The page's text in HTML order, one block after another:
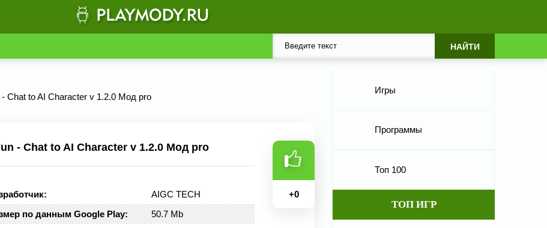
- Chat to AI Character v 1.2.0 Мод pro
- Chat to AI Character v 1.2.0 Мод pro
AIGC TECH
по данным Google Play:
50.7 Mb
+0
Игры
Программы
Топ 100
ТОП ИГР